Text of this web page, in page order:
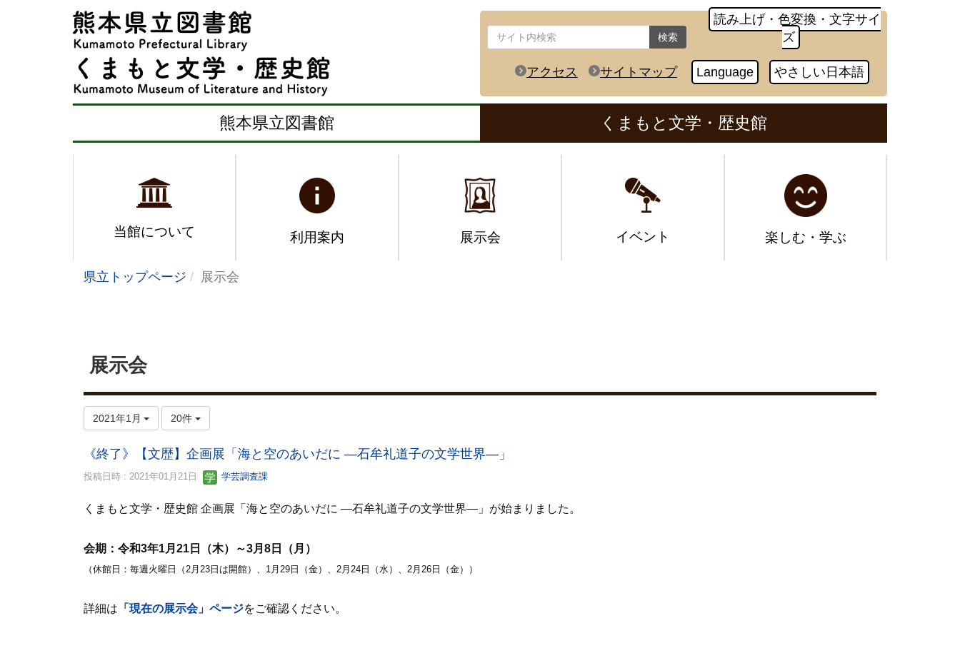
検索
読み上げ・色変換・文字サイ
ズ
アクセス サイトマップ Language やさしい日本語
熊本県立図書館 くまもと文学・歴史館
当館について 利用案内 展示会 イベント 楽しむ・学ぶ
県立トップページ 展示会
展示会
2021年1月 20件
《終了》【文歴】企画展「海と空のあいだに ―石牟礼道子の文学世界―」
投稿日時 : 2021年01月21日 学芸調査課
くまもと文学・歴史館 企画展「海と空のあいだに ―石牟礼道子の文学世界―」が始まりました。
会期：令和3年1月21日（木）～3月8日（月）
（休館日：毎週火曜日（2月23日は開館）、1月29日（金）、2月24日（水）、2月26日（金））
詳細は 「現在の展示会」ページをご確認ください。